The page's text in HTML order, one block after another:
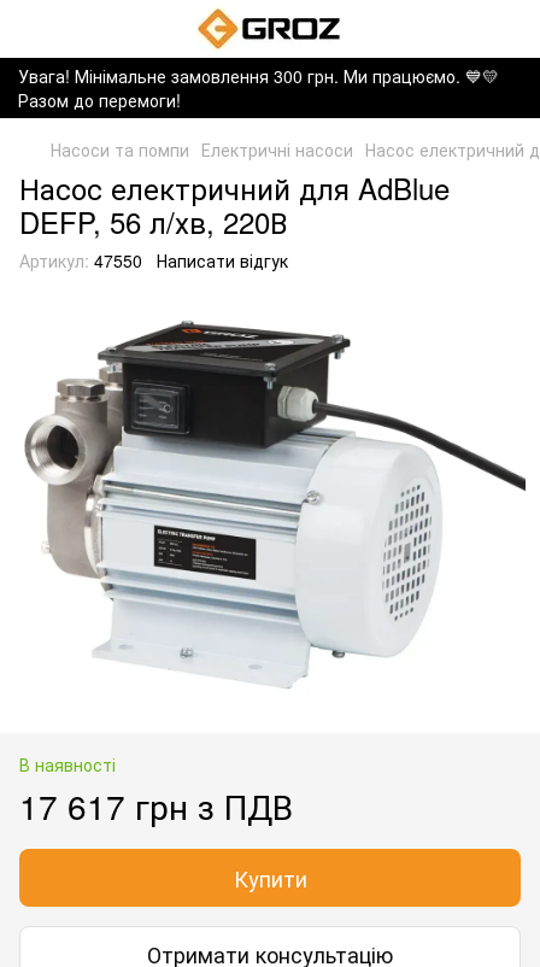
Увага! Мінімальне замовлення 300 грн. Ми працюємо. ​💙💛
Разом до перемоги!
Насоси та помпи Електричні насоси Насос електричний
Насос електричний для AdBlue
DEFP, 56 л/хв, 220В
Артикул: 47550 Написати відгук
В наявності
17 617 грн з ПДВ
Купити
Отримати консультацію